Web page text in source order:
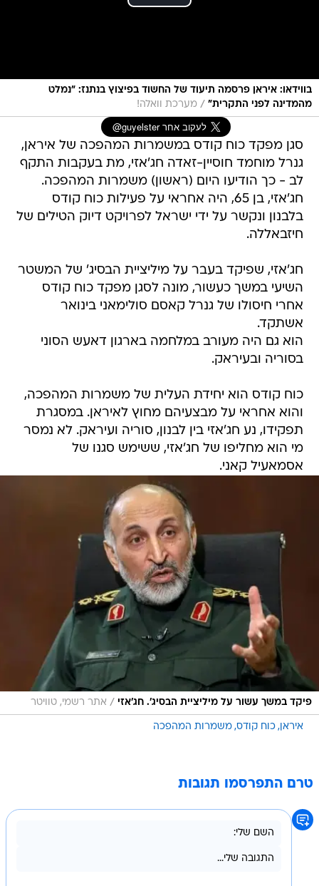
בווידאו: איראן פרסמה תיעוד של החשוד בפיצוץ בנתנז: "נמלט
מהמדינה לפני התקרית" / מערכת וואלה!
סגן מפקד כוח קודס במשמרות המהפכה של איראן,
גנרל מוחמד חוסיין-זאדה חג'אזי, מת בעקבות התקף
לב - כך הודיעו היום (ראשון) משמרות המהפכה.
חג'אזי, בן 65, היה אחראי על פעילות כוח קודס
בלבנון ונקשר על ידי ישראל לפרויקט דיוק הטילים של
חיזבאללה.
חג'אזי, שפיקד בעבר על מיליציית הבסיג' של המשטר
השיעי במשך כעשור, מונה לסגן מפקד כוח קודס
אחרי חיסולו של גנרל קאסם סולימאני בינואר
אשתקד.
הוא גם היה מעורב במלחמה בארגון דאעש הסוני
בסוריה ובעיראק.
כוח קודס הוא יחידת העלית של משמרות המהפכה,
והוא אחראי על מבצעיהם מחוץ לאיראן. במסגרת
תפקידו, נע חג'אזי בין לבנון, סוריה ועיראק. לא נמסר
מי הוא מחליפו של חג'אזי, ששימש סגנו של
אסמאעיל קאני.
פיקד במשך עשור על מיליציית הבסיג'. חג'אזי / אתר רשמי, טוויטר
איראן כוח קודס משמרות המהפכה
טרם התפרסמו תגובות